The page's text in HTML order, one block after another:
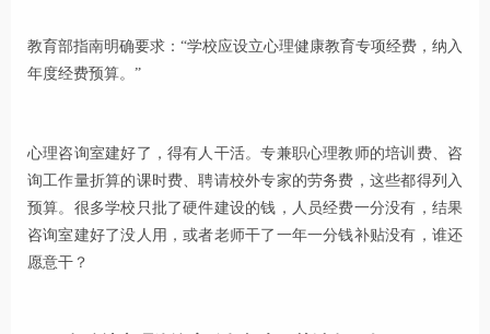
教育部指南明确要求：“学校应设立心理健康教育专项经费，纳入
年度经费预算。”
心理咨询室建好了，得有人干活。专兼职心理教师的培训费、咨
询工作量折算的课时费、聘请校外专家的劳务费，这些都得列入
预算。很多学校只批了硬件建设的钱，人员经费一分没有，结果
咨询室建好了没人用，或者老师干了一年一分钱补贴没有，谁还
愿意干？